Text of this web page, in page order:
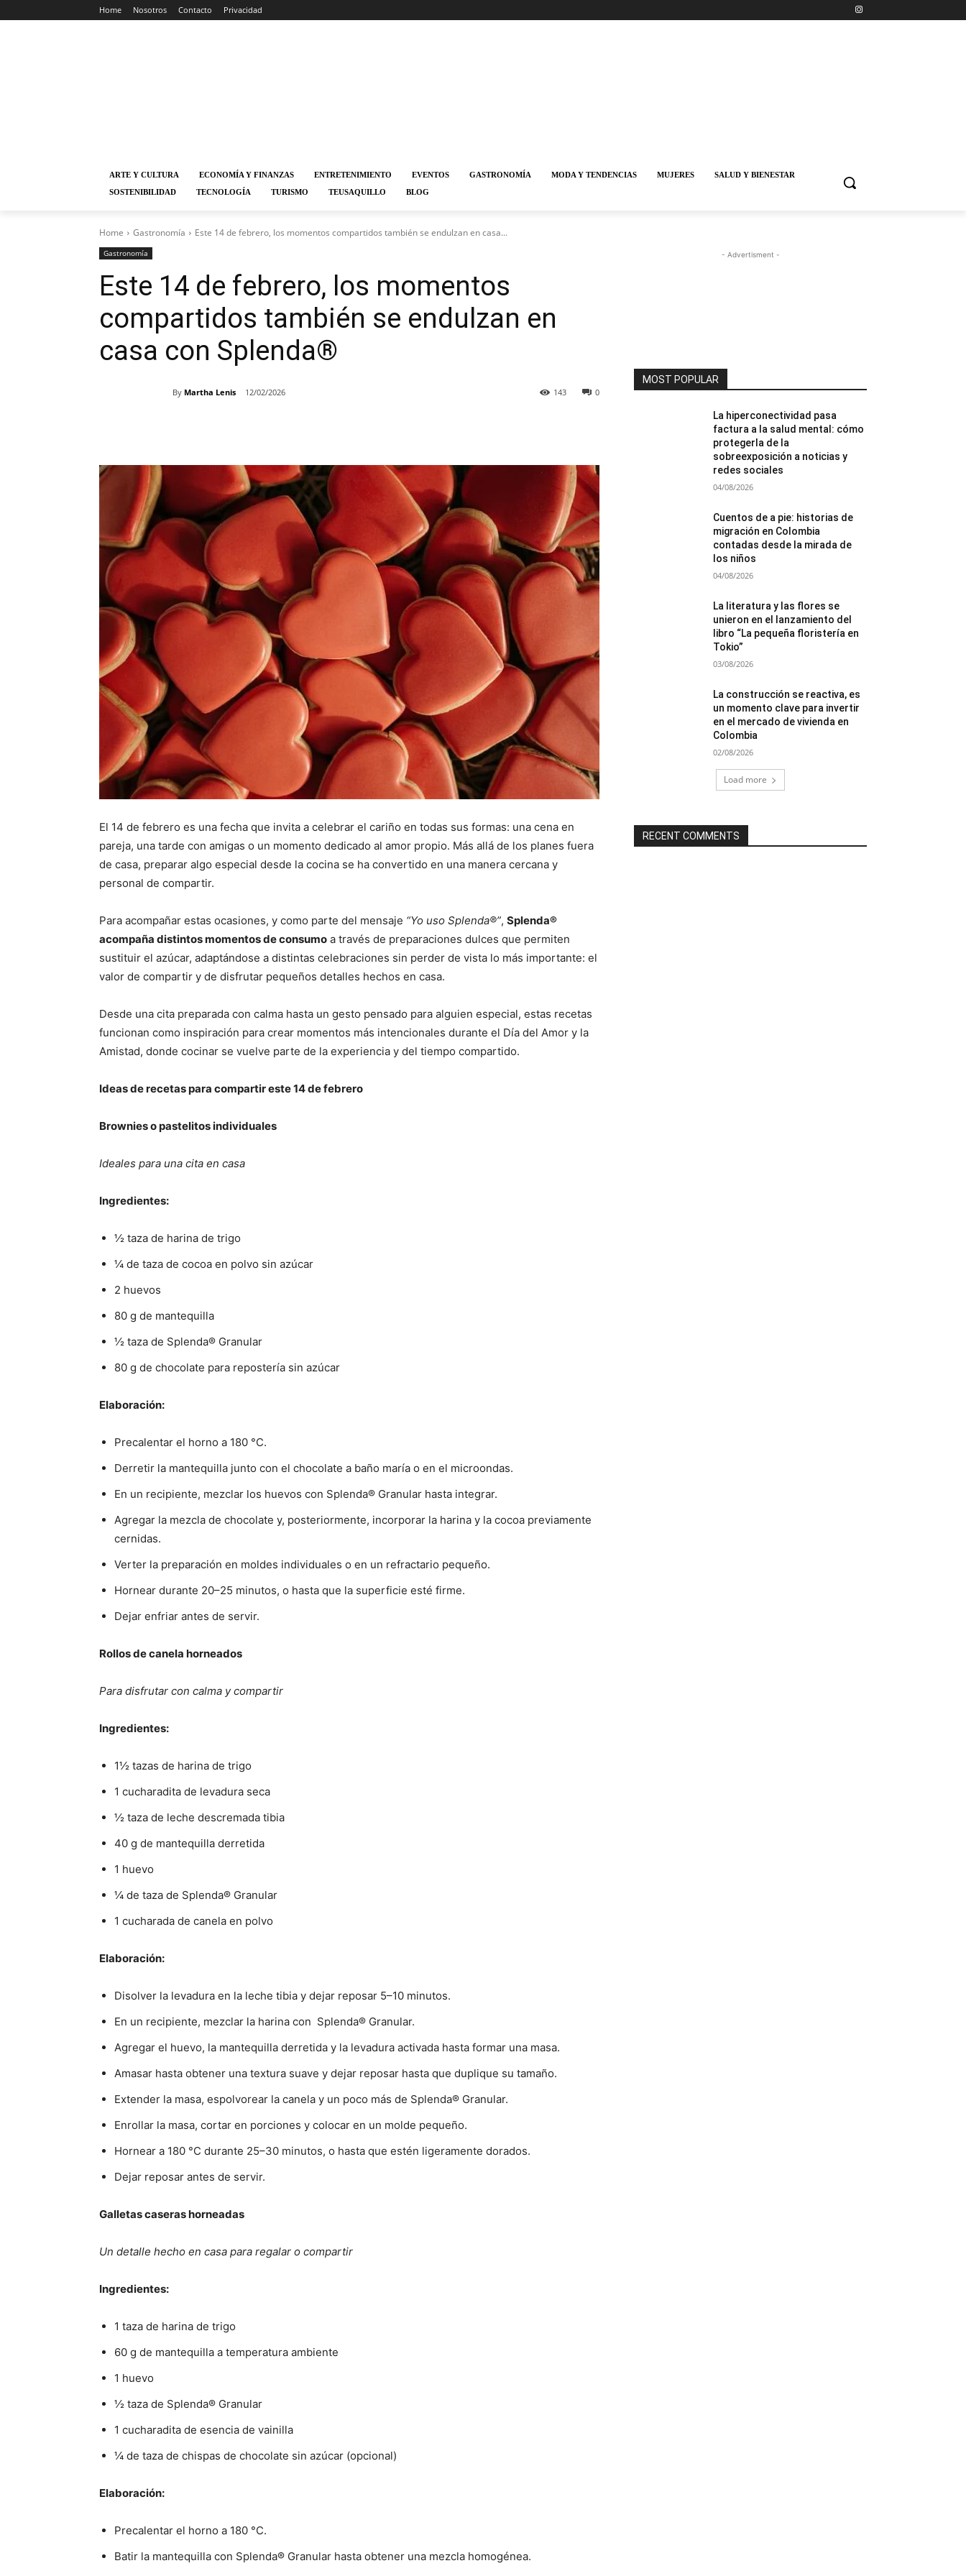
Home Nosotros Contacto Privacidad
ARTE Y CULTURA ECONOMÍA Y FINANZAS ENTRETENIMIENTO EVENTOS GASTRONOMÍA MODA Y TENDENCIAS MUJERES
SALUD Y BIENESTAR
SOSTENIBILIDAD
TECNOLOGÍA TURISMO TEUSAQUILLO BLOG
Home Gastronomía Este 14 de febrero, los momentos compartidos también se endulzan en casa...
Gastronomía
Este 14 de febrero, los momentos
compartidos también se endulzan en
casa con Splenda®
By Martha Lenis 12/02/2026 0
143
El 14 de febrero es una fecha que invita a celebrar el cariño en todas sus formas: una cena en
pareja, una tarde con amigas o un momento dedicado al amor propio. Más allá de los planes fuera
de casa, preparar algo especial desde la cocina se ha convertido en una manera cercana y
personal de compartir.
Para acompañar estas ocasiones, y como parte del mensaje “Yo uso Splenda®”, Splenda®
acompaña distintos momentos de consumo a través de preparaciones dulces que permiten
sustituir el azúcar, adaptándose a distintas celebraciones sin perder de vista lo más importante: el
valor de compartir y de disfrutar pequeños detalles hechos en casa.
Desde una cita preparada con calma hasta un gesto pensado para alguien especial, estas recetas
funcionan como inspiración para crear momentos más intencionales durante el Día del Amor y la
Amistad, donde cocinar se vuelve parte de la experiencia y del tiempo compartido.
Ideas de recetas para compartir este 14 de febrero
Brownies o pastelitos individuales
Ideales para una cita en casa
Ingredientes:
½ taza de harina de trigo
¼ de taza de cocoa en polvo sin azúcar
2 huevos
80 g de mantequilla
½ taza de Splenda® Granular
80 g de chocolate para repostería sin azúcar
Elaboración:
Precalentar el horno a 180 °C.
Derretir la mantequilla junto con el chocolate a baño maría o en el microondas.
En un recipiente, mezclar los huevos con Splenda® Granular hasta integrar.
Agregar la mezcla de chocolate y, posteriormente, incorporar la harina y la cocoa previamente
cernidas.
Verter la preparación en moldes individuales o en un refractario pequeño.
Hornear durante 20–25 minutos, o hasta que la superficie esté firme.
Dejar enfriar antes de servir.
Rollos de canela horneados
Para disfrutar con calma y compartir
Ingredientes:
1½ tazas de harina de trigo
1 cucharadita de levadura seca
½ taza de leche descremada tibia
40 g de mantequilla derretida
1 huevo
¼ de taza de Splenda® Granular
1 cucharada de canela en polvo
Elaboración:
Disolver la levadura en la leche tibia y dejar reposar 5–10 minutos.
En un recipiente, mezclar la harina con Splenda® Granular.
Agregar el huevo, la mantequilla derretida y la levadura activada hasta formar una masa.
Amasar hasta obtener una textura suave y dejar reposar hasta que duplique su tamaño.
Extender la masa, espolvorear la canela y un poco más de Splenda® Granular.
Enrollar la masa, cortar en porciones y colocar en un molde pequeño.
Hornear a 180 °C durante 25–30 minutos, o hasta que estén ligeramente dorados.
Dejar reposar antes de servir.
Galletas caseras horneadas
Un detalle hecho en casa para regalar o compartir
Ingredientes:
1 taza de harina de trigo
60 g de mantequilla a temperatura ambiente
1 huevo
½ taza de Splenda® Granular
1 cucharadita de esencia de vainilla
¼ de taza de chispas de chocolate sin azúcar (opcional)
Elaboración:
Precalentar el horno a 180 °C.
Batir la mantequilla con Splenda® Granular hasta obtener una mezcla homogénea.
- Advertisment -
MOST POPULAR
La hiperconectividad pasa
factura a la salud mental: cómo
protegerla de la
sobreexposición a noticias y
redes sociales
04/08/2026
Cuentos de a pie: historias de
migración en Colombia
contadas desde la mirada de
los niños
04/08/2026
La literatura y las flores se
unieron en el lanzamiento del
libro “La pequeña floristería en
Tokio”
03/08/2026
La construcción se reactiva, es
un momento clave para invertir
en el mercado de vivienda en
Colombia
02/08/2026
Load more
RECENT COMMENTS